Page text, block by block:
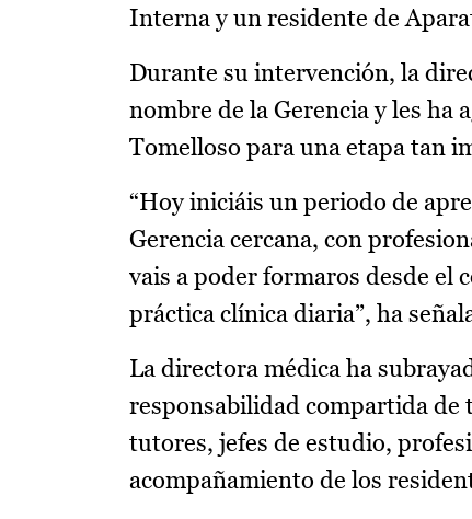
Interna y un residente de
Durante su intervención, la
nombre de la Gerencia y les ha
Tomelloso para una etapa tan
“Hoy iniciáis un periodo de
Gerencia cercana, con
vais a poder formaros desde el
práctica clínica diaria”, ha
La directora médica ha
responsabilidad compartida de
tutores, jefes de estudio,
acompañamiento de los